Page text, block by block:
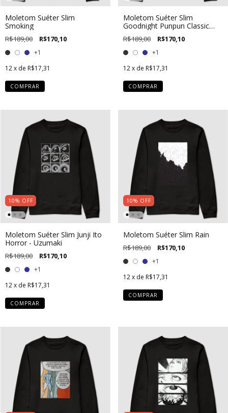
Moletom Suéter Slim
Smoking
R$189,00 R$170,10
+1
12x de R$17,31
COMPRAR
Moletom Suéter Slim
Goodnight Punpun Classic
Panel
R$189,00 R$170,10
+1
12 x de R$17,31
COMPRAR
10% OFF
Moletom Suéter Slim Junji Ito
Horror - Uzumaki
R$189,00 R$170,10
+1
12x de R$17,31
COMPRAR
10% OFF
Moletom Suéter Slim Rain
R$189,00 R$170,10
+1
12 x de R$17,31
COMPRAR